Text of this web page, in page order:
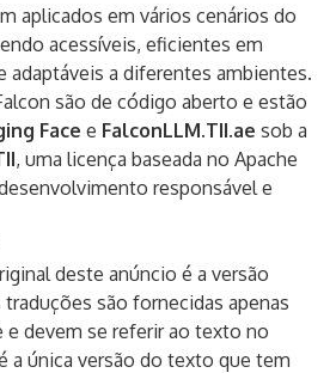
aplicados em vários cenários do
acessíveis, eficientes em
adaptáveis ​​a diferentes ambientes.
são de código aberto e estão
Face e FalconLLM.TII.ae sob a
, uma licença baseada no Apache
responsável e
deste anúncio é a versão
são fornecidas apenas
e devem se referir ao texto no
a única versão do texto que tem